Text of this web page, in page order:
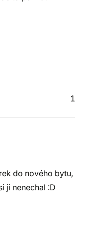
1
do nového bytu,
ji nenechal :D